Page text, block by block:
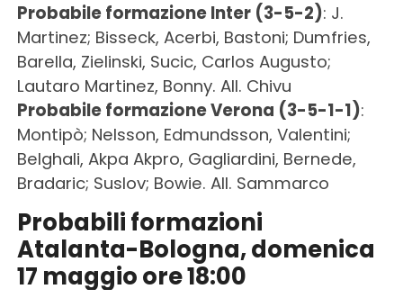
Probabile formazione Inter (3-5-2): J.
Martinez; Bisseck, Acerbi, Bastoni; Dumfries,
Barella, Zielinski, Sucic, Carlos Augusto;
Lautaro Martinez, Bonny. All. Chivu
Probabile formazione Verona (3-5-1-1):
Montipò; Nelsson, Edmundsson, Valentini;
Belghali, Akpa Akpro, Gagliardini, Bernede,
Bradaric; Suslov; Bowie. All. Sammarco
Probabili formazioni
Atalanta-Bologna, domenica
17 maggio ore 18:00